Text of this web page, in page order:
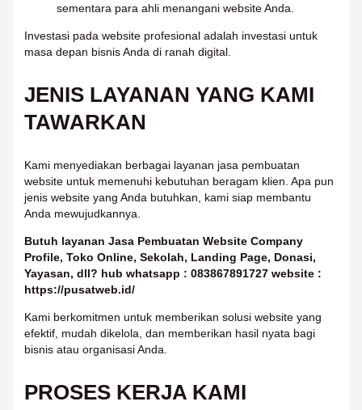
sementara para ahli menangani website Anda.
Investasi pada website profesional adalah investasi untuk
masa depan bisnis Anda di ranah digital.
JENIS LAYANAN YANG KAMI
TAWARKAN
Kami menyediakan berbagai layanan jasa pembuatan
website untuk memenuhi kebutuhan beragam klien. Apa pun
jenis website yang Anda butuhkan, kami siap membantu
Anda mewujudkannya.
Butuh layanan Jasa Pembuatan Website Company
Profile, Toko Online, Sekolah, Landing Page, Donasi,
Yayasan, dll? hub whatsapp : 083867891727 website :
https://pusatweb.id/
Kami berkomitmen untuk memberikan solusi website yang
efektif, mudah dikelola, dan memberikan hasil nyata bagi
bisnis atau organisasi Anda.
PROSES KERJA KAMI